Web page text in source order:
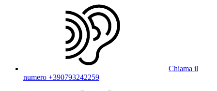
Chiama il
numero +390793242259